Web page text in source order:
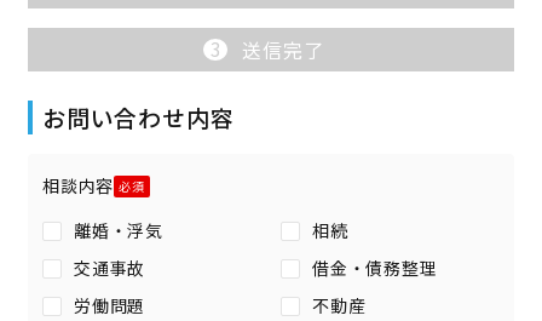
3 送信完了
お問い合わせ内容
相談内容
離婚・浮気
相続
交通事故
借金・債務整理
労働問題
不動産